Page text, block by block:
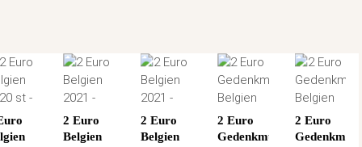
2 Euro
Belgien
2 Euro
Belgien
2 Euro
Gedenkmünze
2 Euro